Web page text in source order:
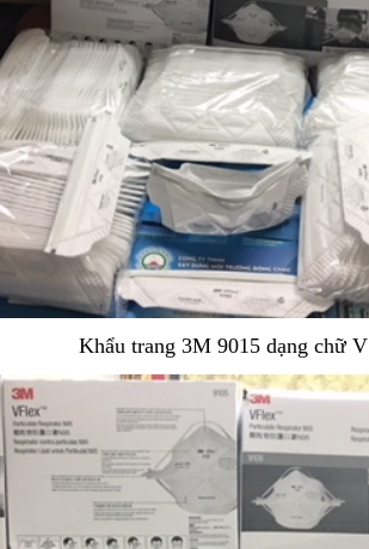
Khẩu trang 3M 9015 dạng chữ V